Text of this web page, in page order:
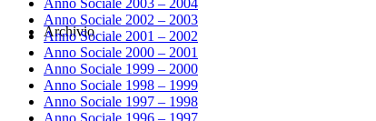
Archivio
Anno Sociale 2003 – 2004
Anno Sociale 2002 – 2003
Anno Sociale 2001 – 2002
Anno Sociale 2000 – 2001
Anno Sociale 1999 – 2000
Anno Sociale 1998 – 1999
Anno Sociale 1997 – 1998